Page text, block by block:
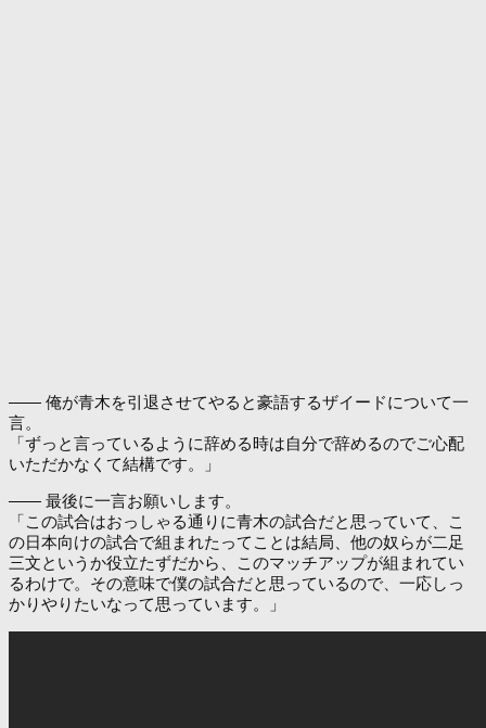
―― 俺が青木を引退させてやると豪語するザイードについて一
言。
「ずっと言っているように辞める時は自分で辞めるのでご心配
いただかなくて結構です。」
―― 最後に一言お願いします。
「この試合はおっしゃる通りに青木の試合だと思っていて、こ
の日本向けの試合で組まれたってことは結局、他の奴らが二足
三文というか役立たずだから、このマッチアップが組まれてい
るわけで。その意味で僕の試合だと思っているので、一応しっ
かりやりたいなって思っています。」